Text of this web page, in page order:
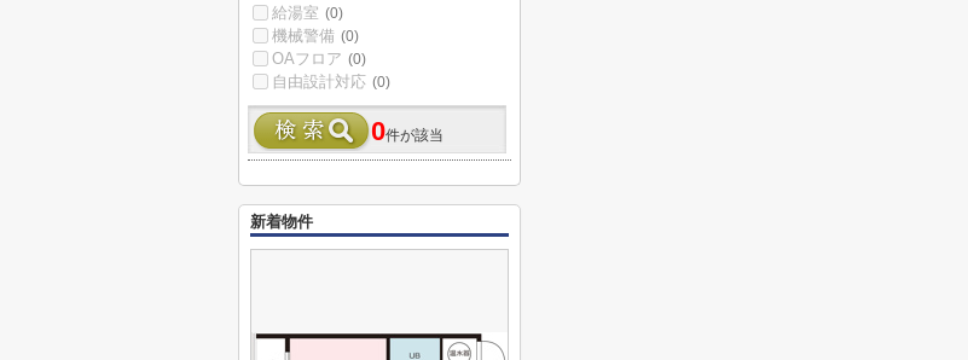
給湯室 (0)
機械警備 (0)
OAフロア (0)
自由設計対応 (0)
0件が該当
新着物件